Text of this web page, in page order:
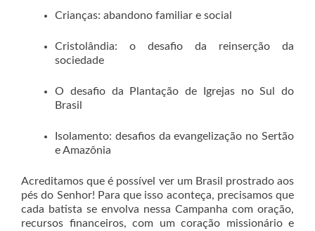
Crianças: abandono familiar e social
Cristolândia: o desafio da reinserção da
sociedade
O desafio da Plantação de Igrejas no Sul do
Brasil
Isolamento: desafios da evangelização no Sertão
e Amazônia
Acreditamos que é possível ver um Brasil prostrado aos
pés do Senhor! Para que isso aconteça, precisamos que
cada batista se envolva nessa Campanha com oração,
recursos financeiros, com um coração missionário e